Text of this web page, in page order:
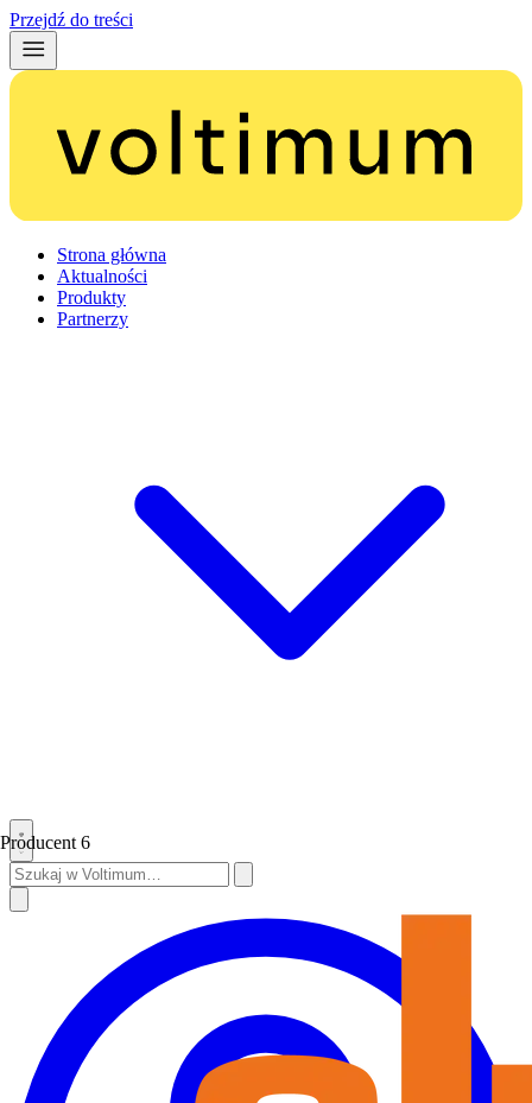
Przejdź do treści
Strona główna
Aktualności
Produkty
Partnerzy
Producent 6